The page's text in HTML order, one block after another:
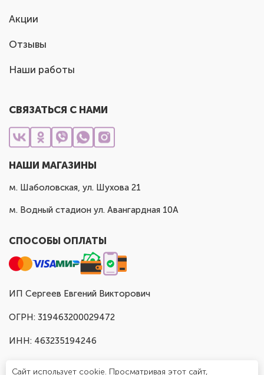
Акции
Отзывы
Наши работы
СВЯЗАТЬСЯ С НАМИ
НАШИ МАГАЗИНЫ
м. Шаболовская, ул. Шухова 21
м. Водный стадион ул. Авангардная 10А
СПОСОБЫ ОПЛАТЫ
ИП Сергеев Евгений Викторович
ОГРН: 319463200029472
ИНН: 463235194246
Сайт использует cookie. Просматривая этот сайт,